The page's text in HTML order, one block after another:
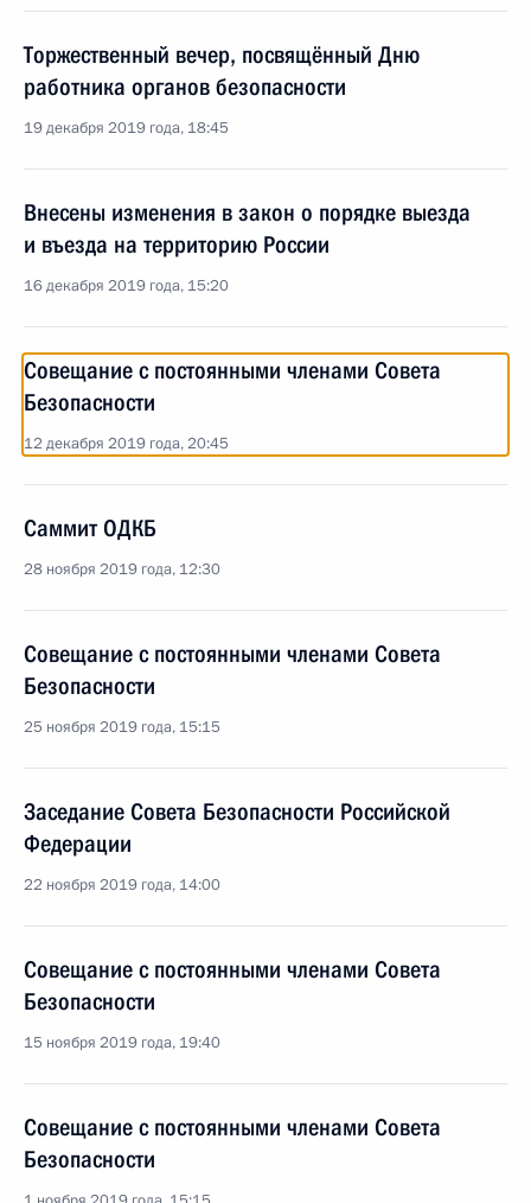
Торжественный вечер, посвящённый Дню
работника органов безопасности
19 декабря 2019 года, 18:45
Внесены изменения в закон о порядке выезда
и въезда на территорию России
16 декабря 2019 года, 15:20
Совещание с постоянными членами Совета
Безопасности
12 декабря 2019 года, 20:45
Саммит ОДКБ
28 ноября 2019 года, 12:30
Совещание с постоянными членами Совета
Безопасности
25 ноября 2019 года, 15:15
Заседание Совета Безопасности Российской
Федерации
22 ноября 2019 года, 14:00
Совещание с постоянными членами Совета
Безопасности
15 ноября 2019 года, 19:40
Совещание с постоянными членами Совета
Безопасности